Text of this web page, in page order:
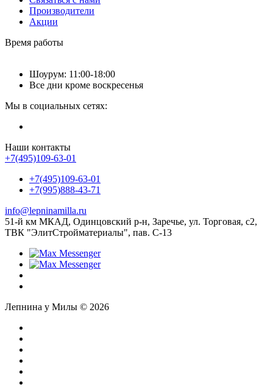
Производители
Акции
Время работы
Шоурум: 11:00-18:00
Все дни кроме воскресенья
Мы в социальных сетях:
Наши контакты
+7(495)109-63-01
+7(495)109-63-01
+7(995)888-43-71
info@lepninamilla.ru
51-й км МКАД, Одинцовский р-н, Заречье, ул. Торговая, с2,
ТВК "ЭлитСтройматериалы", пав. С-13
Лепнина у Милы © 2026